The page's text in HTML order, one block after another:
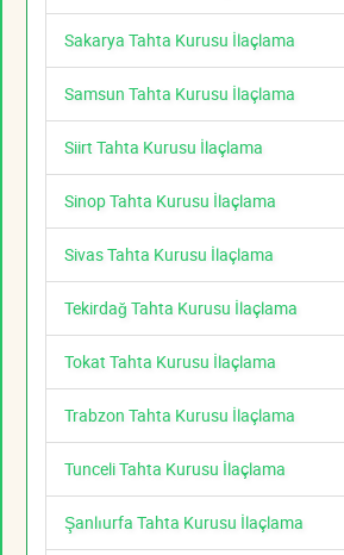
Sakarya Tahta Kurusu İlaçlama
Samsun Tahta Kurusu İlaçlama
Siirt Tahta Kurusu İlaçlama
Sinop Tahta Kurusu İlaçlama
Sivas Tahta Kurusu İlaçlama
Tekirdağ Tahta Kurusu İlaçlama
Tokat Tahta Kurusu İlaçlama
Trabzon Tahta Kurusu İlaçlama
Tunceli Tahta Kurusu İlaçlama
Şanlıurfa Tahta Kurusu İlaçlama